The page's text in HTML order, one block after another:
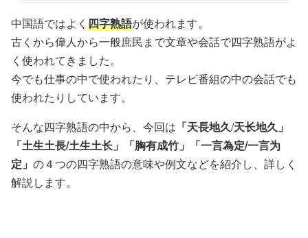
中国語ではよく 四字熟語が使われます。
古くから偉人から一般庶民まで文章や会話で四字熟語がよ
く使われてきました。
今でも仕事の中で使われたり、テレビ番組の中の会話でも
使われたりしています。
そんな四字熟語の中から、今回は 「天長地久/天长地久」
「土生土長/土生土长」「胸有成竹」「一言為定/一言为
定」 の４つの四字熟語の意味や例文などを紹介し、詳しく
解説します。